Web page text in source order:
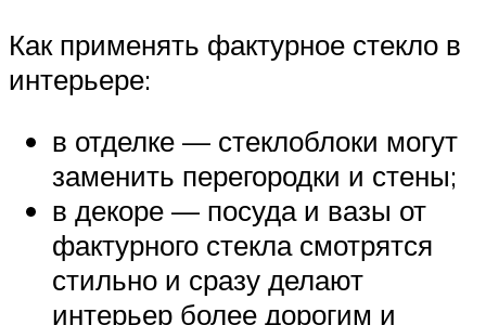
Как применять фактурное стекло в
интерьере:
в отделке — стеклоблоки могут
заменить перегородки и стены;
в декоре — посуда и вазы от
фактурного стекла смотрятся
стильно и сразу делают
интерьер более дорогим и